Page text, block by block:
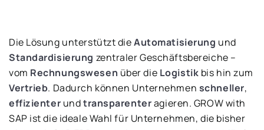
Die Lösung unterstützt dieAutomatisierung und
Standardisierung zentraler Geschäftsbereiche –
vom Rechnungswesen über die Logistik bis hin zum
Vertrieb. Dadurch können Unternehmen schneller,
effizienter undtransparenteragieren. GROW with
SAP ist die ideale Wahl für Unternehmen, die bisher